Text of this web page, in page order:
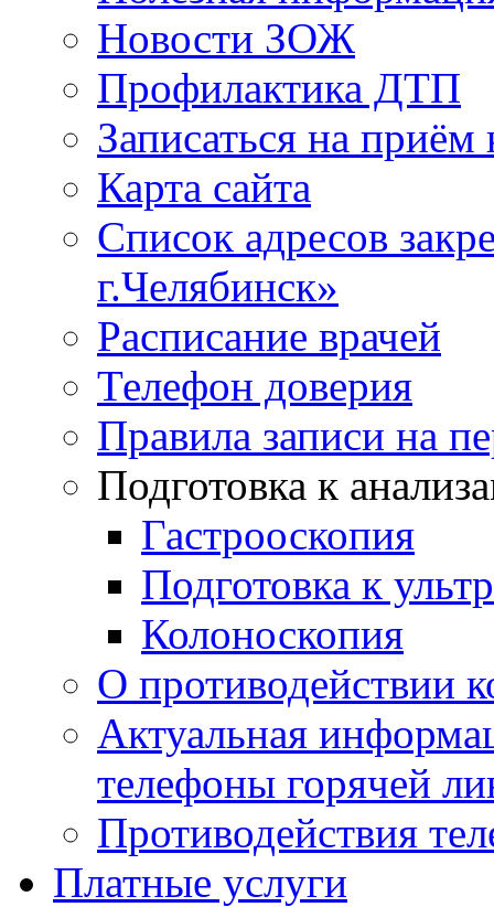
Новости ЗОЖ
Профилактика ДТП
Записаться на приём
Карта сайта
Список адресов
г.Челябинск»
Расписание врачей
Телефон доверия
Правила записи на
Подготовка к
Гастрооскопия
Подготовка к
Колоноскопия
О противодействии
Актуальная
телефоны горячей
Противодействия
Платные услуги